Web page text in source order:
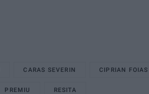
CARAS SEVERIN CIPRIAN FOIAS
PREMIU RESITA